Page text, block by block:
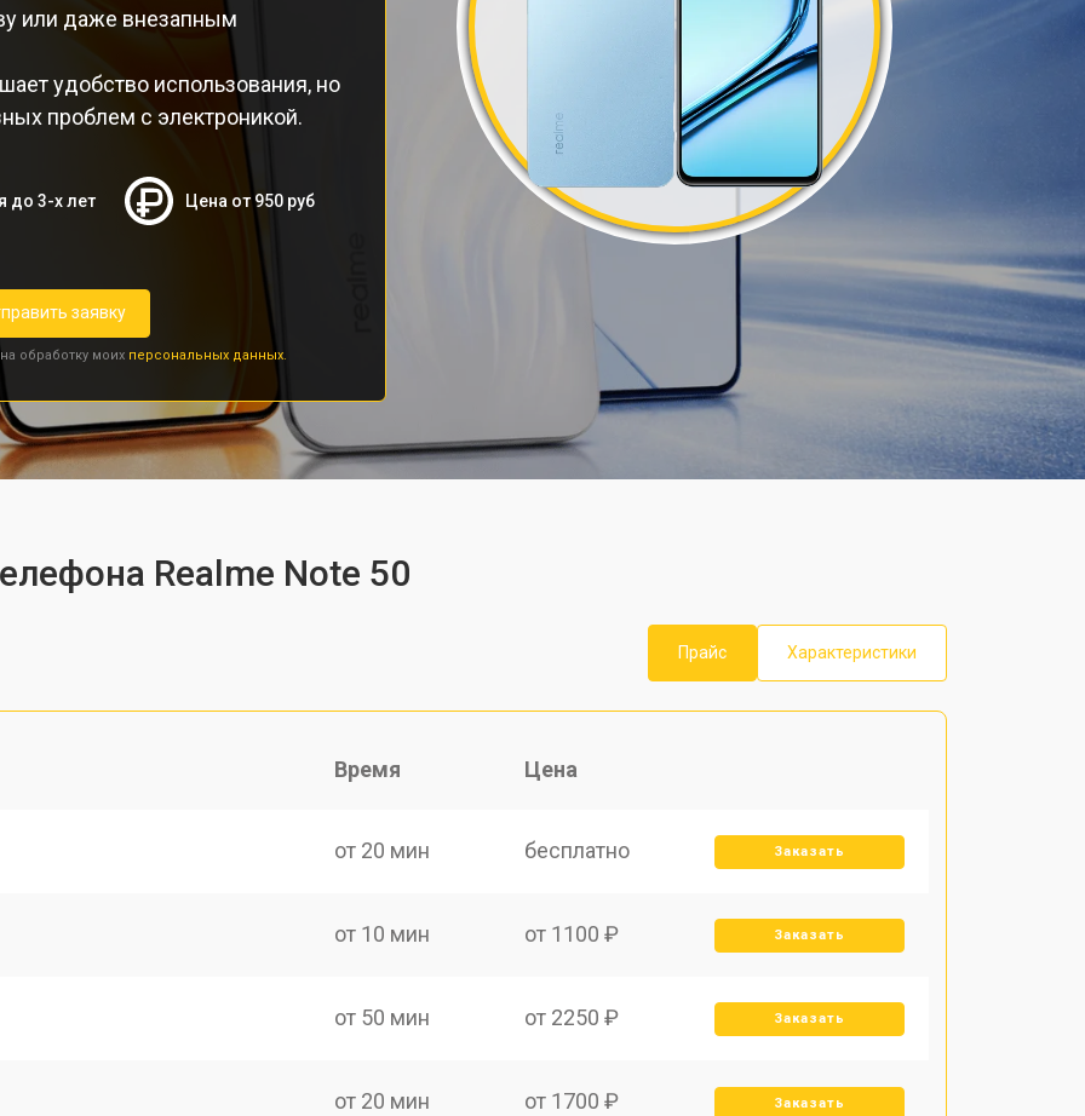
или даже внезапным
удобство использования, но
проблем с электроникой.
до 3-х лет Цена от 950 руб
заявку
обработку моих персональных данных.
Realme Note 50
Прайс
Характеристики
Время Цена
от 20 мин бесплатно Заказать
от 10 мин от 1100 ₽ Заказать
от 50 мин от 2250 ₽ Заказать
от 20 мин от 1700 ₽ Заказать